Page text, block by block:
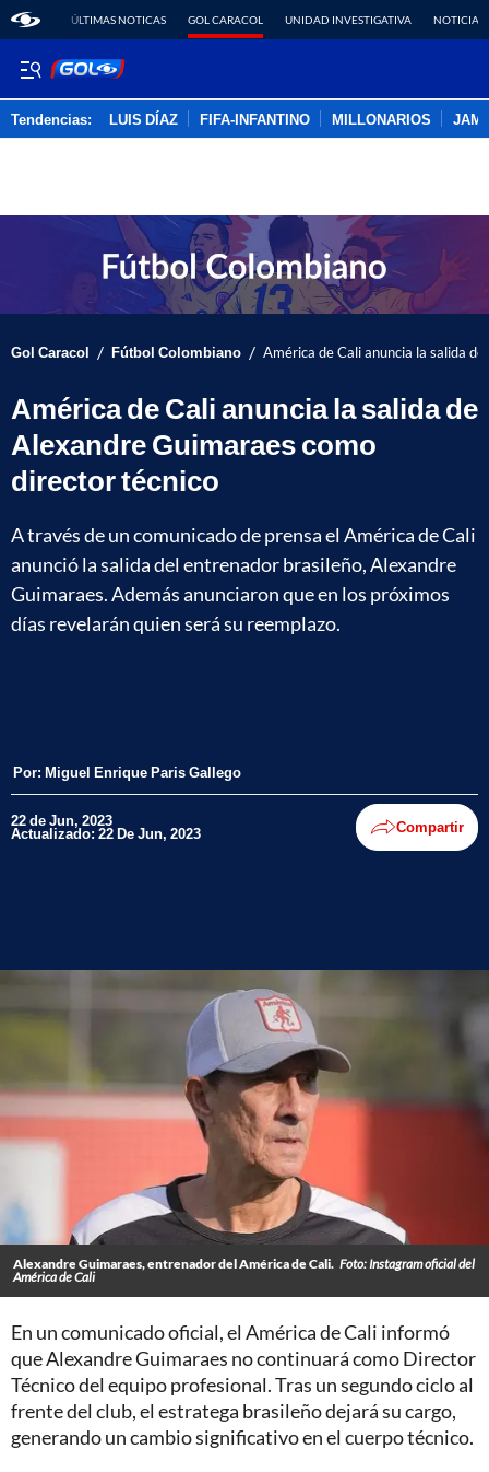
ÚLTIMAS NOTICAS GOL CARACOL UNIDAD INVESTIGATIVA NOTICIAS
Tendencias: LUIS DÍAZ FIFA-INFANTINO MILLONARIOS
Gol Caracol / Fútbol Colombiano / América de Cali anuncia la salida
América de Cali anuncia la salida de
Alexandre Guimaraes como
director técnico
A través de un comunicado de prensa el América de Cali
anunció la salida del entrenador brasileño, Alexandre
Guimaraes. Además anunciaron que en los próximos
días revelarán quien será su reemplazo.
Por: Miguel Enrique Paris Gallego
22 de Jun, 2023
Actualizado: 22 De Jun, 2023 Compartir
Alexandre Guimaraes, entrenador del América de Cali. Foto: Instagram oficial del
América de Cali
En un comunicado oficial, el América de Cali informó
que Alexandre Guimaraes no continuará como Director
Técnico del equipo profesional. Tras un segundo ciclo al
frente del club, el estratega brasileño dejará su cargo,
generando un cambio significativo en el cuerpo técnico.